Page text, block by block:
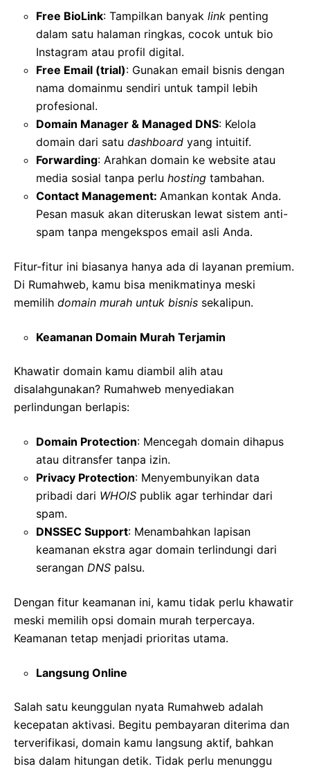
Free BioLink: Tampilkan banyak link penting
dalam satu halaman ringkas, cocok untuk bio
Instagram atau profil digital.
Free Email (trial): Gunakan email bisnis dengan
nama domainmu sendiri untuk tampil lebih
profesional.
Domain Manager & Managed DNS: Kelola
domain dari satu dashboard yang intuitif.
Forwarding: Arahkan domain ke website atau
media sosial tanpa perlu hosting tambahan.
Contact Management: Amankan kontak Anda.
Pesan masuk akan diteruskan lewat sistem anti-
spam tanpa mengekspos email asli Anda.
Fitur-fitur ini biasanya hanya ada di layanan premium.
Di Rumahweb, kamu bisa menikmatinya meski
memilih domain murah untuk bisnis sekalipun.
Keamanan Domain Murah Terjamin
Khawatir domain kamu diambil alih atau
disalahgunakan? Rumahweb menyediakan
perlindungan berlapis:
Domain Protection: Mencegah domain dihapus
atau ditransfer tanpa izin.
Privacy Protection: Menyembunyikan data
pribadi dari WHOIS publik agar terhindar dari
spam.
DNSSEC Support: Menambahkan lapisan
keamanan ekstra agar domain terlindungi dari
serangan DNS palsu.
Dengan fitur keamanan ini, kamu tidak perlu khawatir
meski memilih opsi domain murah terpercaya.
Keamanan tetap menjadi prioritas utama.
Langsung Online
Salah satu keunggulan nyata Rumahweb adalah
kecepatan aktivasi. Begitu pembayaran diterima dan
terverifikasi, domain kamu langsung aktif, bahkan
bisa dalam hitungan detik. Tidak perlu menunggu